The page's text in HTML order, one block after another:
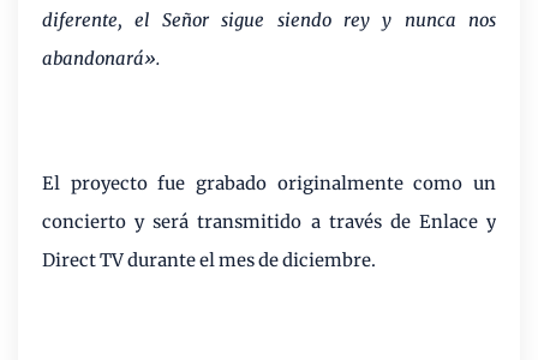
diferente, el Señor sigue siendo rey y nunca nos
abandonará».
El proyecto fue grabado originalmente como un
concierto y será transmitido a través de Enlace y
Direct TV durante el mes de diciembre.